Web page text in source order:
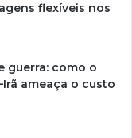
flexíveis nos
guerra: como o
ameaça o custo